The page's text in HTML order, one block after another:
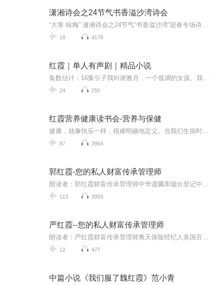
潇湘诗会之24节气书香溢沙湾诗会
18 4178
红霞｜单人有声剧｜精品小说
24 250
红霞营养健康读书会-营养与保健
87 3964
郭红霞-您的私人财富传承管理师
113 3958
严红霞--您的私人财富传承管理师
12 477
中篇小说《我们服了魏红霞》范小青